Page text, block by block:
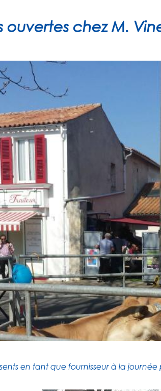
ouvertes chez M.
en tant que fournisseur à la